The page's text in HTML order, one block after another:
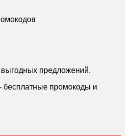
предложений.
промокоды и